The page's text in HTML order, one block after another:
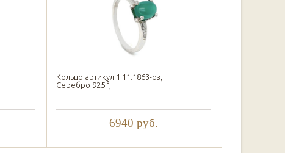
Кольцо артикул 1.11.1863-оз,
Серебро 925 °,
6940 руб.